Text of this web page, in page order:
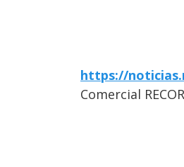
https://
Comercial